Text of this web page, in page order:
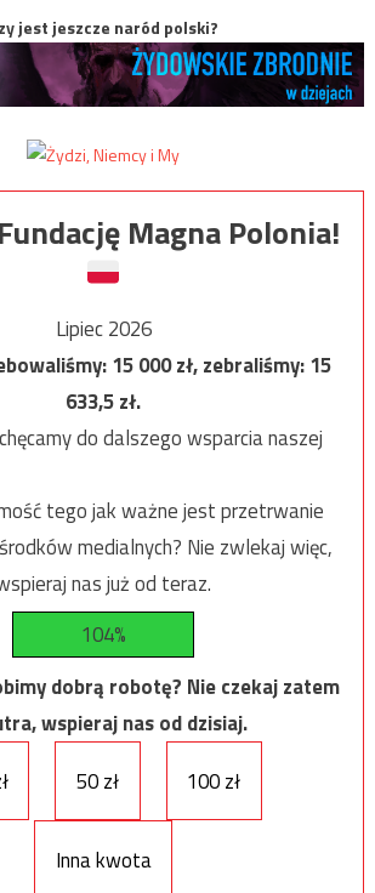
jest jeszcze naród polski?
Magna Polonia!
Lipiec 2026
15 000zł, zebraliśmy:15
633,5zł.
do dalszego wsparcia naszej
tego jak ważne jest przetrwanie
medialnych? Nie zwlekaj więc,
nas już od teraz.
104%
dobrą robotę? Nie czekaj zatem
wspieraj nas od dzisiaj.
50 zł 100 zł
Inna kwota